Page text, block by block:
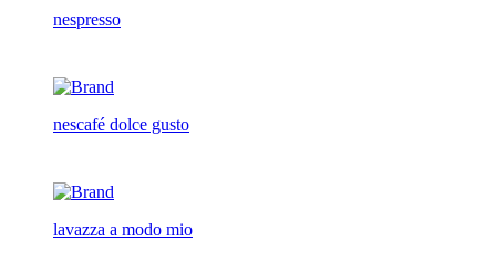
nespresso
nescafé dolce gusto
lavazza a modo mio